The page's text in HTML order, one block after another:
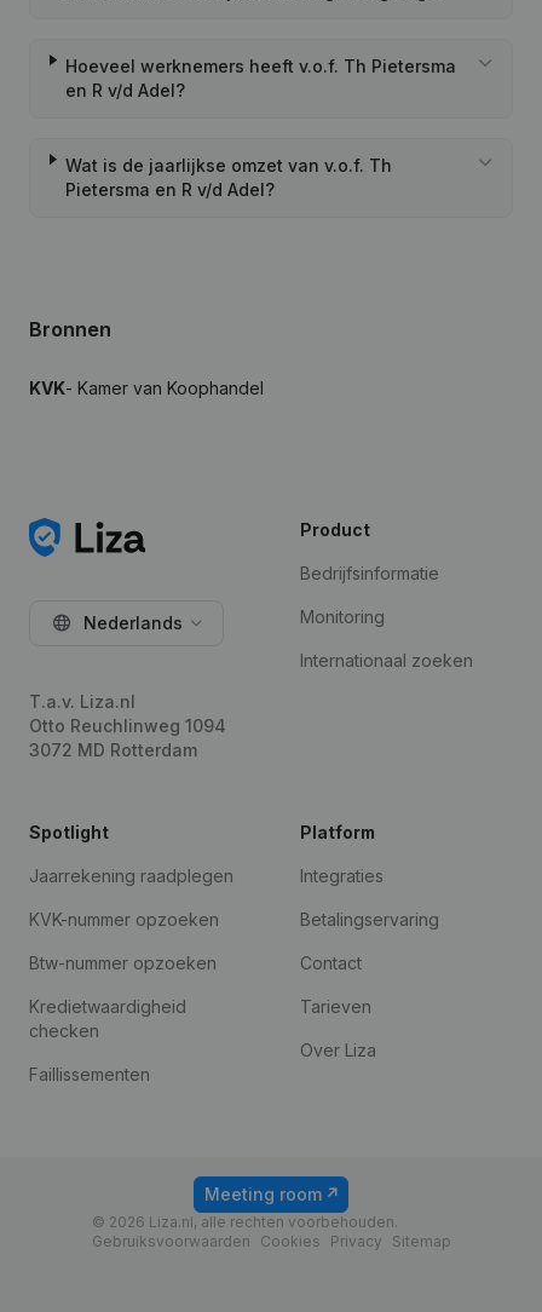
Hoeveel werknemers heeft v.o.f. Th Pietersma
en R v/d Adel?
Wat is de jaarlijkse omzet van v.o.f. Th
Pietersma en R v/d Adel?
Bronnen
KVK- Kamer van Koophandel
Nederlands
T.a.v. Liza.nl
Otto Reuchlinweg 1094
3072 MD Rotterdam
Product
Bedrijfsinformatie
Monitoring
Internationaal zoeken
Spotlight
Jaarrekening raadplegen
KVK-nummer opzoeken
Btw-nummer opzoeken
Kredietwaardigheid
checken
Faillissementen
Platform
Integraties
Betalingservaring
Contact
Tarieven
Over Liza
© 2026 Liza.nl, alle rechten voorbehouden.
Gebruiksvoorwaarden
Cookies Privacy Sitemap
Meeting room